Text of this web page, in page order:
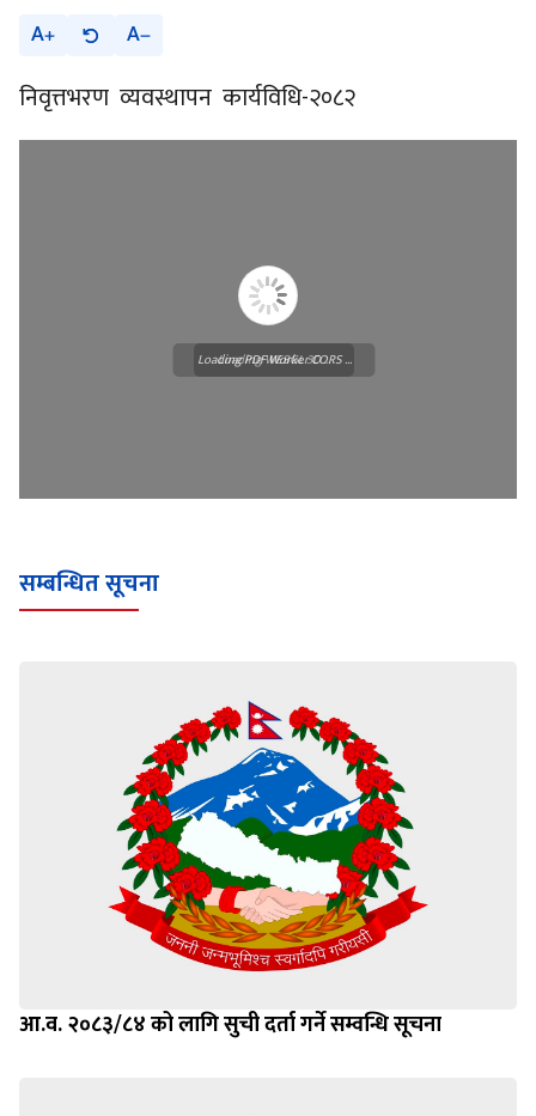
A A
निवृत्तभरण व्यवस्थापन कार्यविधि-२०८२
Loading WEBGL 3D ...
Loading PDF Worker CORS ...
सम्बन्धित सूचना
आ.व. २०८३/८४ को लागि सुची दर्ता गर्ने सम्वन्धि सूचना